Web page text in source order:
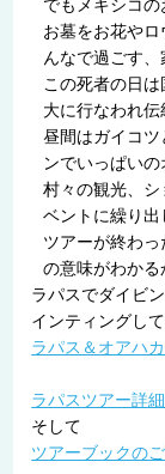
でもメキシコの
お墓をお花や
んなで過ごす、
この死者の日
大に行なわれ伝
昼間はガイコツ
ンでいっぱい
村々の観光、 シ
ベントに繰り出
ツアーが終わ
の意味がわかる
ラパスでダイビ
インティングし
ラパス＆オアハ
ラパスツアー詳
そして
ツアーブックの